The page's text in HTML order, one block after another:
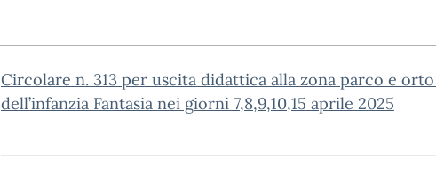
Circolare n. 313 per uscita didattica alla zona parco e
dell’infanzia Fantasia nei giorni 7,8,9,10,15 aprile 2025